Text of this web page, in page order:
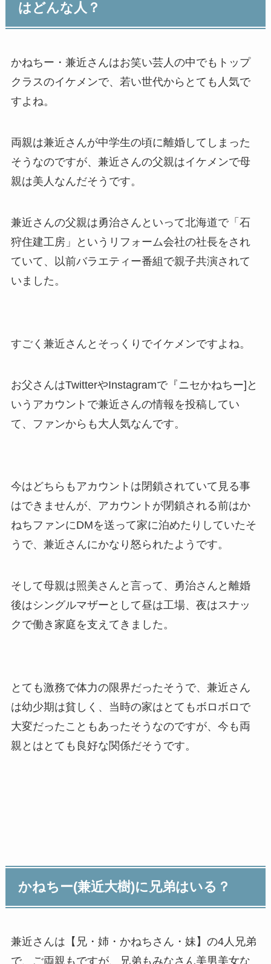
はどんな人？
かねちー・兼近さんはお笑い芸人の中でもトップ
クラスのイケメンで、若い世代からとても人気で
すよね。
両親は兼近さんが中学生の頃に離婚してしまった
そうなのですが、兼近さんの父親はイケメンで母
親は美人なんだそうです。
兼近さんの父親は勇治さんといって北海道で「石
狩住建工房」というリフォーム会社の社長をされ
ていて、以前バラエティー番組で親子共演されて
いました。
すごく兼近さんとそっくりでイケメンですよね。
お父さんはTwitterやInstagramで『ニセかねちー]と
いうアカウントで兼近さんの情報を投稿してい
て、ファンからも大人気なんです。
今はどちらもアカウントは閉鎖されていて見る事
はできませんが、アカウントが閉鎖される前はか
ねちファンにDMを送って家に泊めたりしていたそ
うで、兼近さんにかなり怒られたようです。
そして母親は照美さんと言って、勇治さんと離婚
後はシングルマザーとして昼は工場、夜はスナッ
クで働き家庭を支えてきました。
とても激務で体力の限界だったそうで、兼近さん
は幼少期は貧しく、当時の家はとてもボロボロで
大変だったこともあったそうなのですが、今も両
親とはとても良好な関係だそうです。
かねちー(兼近大樹)に兄弟はいる？
兼近さんは【兄・姉・かねちさん・妹】の4人兄弟
で、ご両親もですが、兄弟もみなさん美男美女な